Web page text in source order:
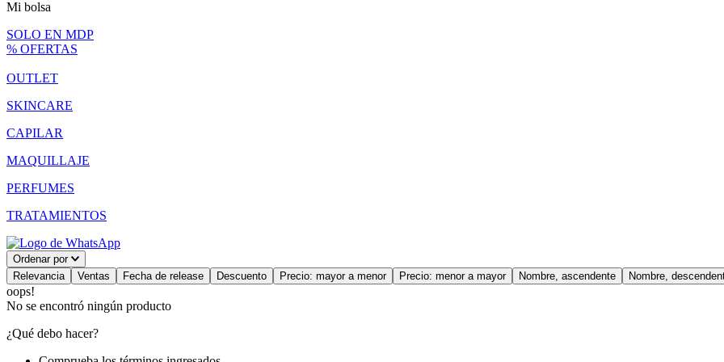
Mi bolsa
SOLO EN MDP
% OFERTAS
OUTLET
SKINCARE
CAPILAR
MAQUILLAJE
PERFUMES
TRATAMIENTOS
Ordenar por
Relevancia
Ventas Fecha de release Descuento Precio: mayor a menor Precio: menor a mayor Nombre, ascendente Nombre,
oops!
No se encontró ningún producto
¿Qué debo hacer?